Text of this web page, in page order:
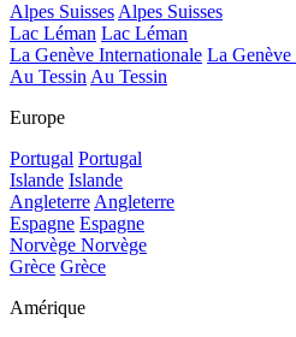
Alpes SuissesAlpes Suisses
Lac Léman Lac Léman
La Genève Internationale La Genève
Au TessinAu Tessin
Europe
Portugal Portugal
Islande Islande
AngleterreAngleterre
Espagne Espagne
Norvège Norvège
Grèce Grèce
Amérique